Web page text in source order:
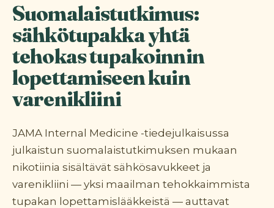
Suomalaistutkimus:
sähkötupakka yhtä
tehokas tupakoinnin
lopettamiseen kuin
varenikliini
JAMA Internal Medicine -tiedejulkaisussa
julkaistun suomalaistutkimuksen mukaan
nikotiinia sisältävät sähkösavukkeet ja
varenikliini — yksi maailman tehokkaimmista
tupakan lopettamislääkkeistä — auttavat